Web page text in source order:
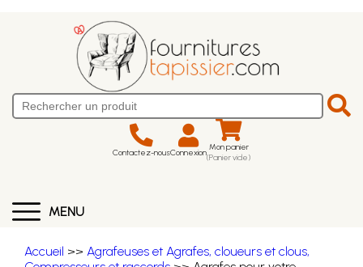
Contactez-nousConnexion Mon panier
(Panier vide)
MENU
Accueil >> Agrafeuses et Agrafes, cloueurs et clous,